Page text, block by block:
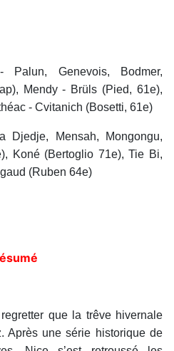
Palun, Genevois, Bodmer,
Mendy - Brüls (Pied, 61e),
- Cvitanich (Bosetti, 61e)
Djedje, Mensah, Mongongu,
Koné (Bertoglio 71e), Tie Bi,
(Ruben 64e)
que la trêve hivernale
Après une série historique de